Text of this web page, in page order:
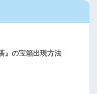
』の宝箱出現方法